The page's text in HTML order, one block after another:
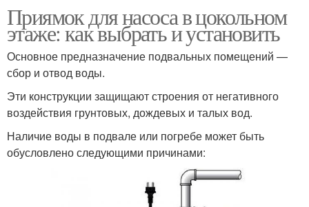
Приямок для насоса в цокольном
этаже: как выбрать и установить
Основное предназначение подвальных помещений —
сбор и отвод воды.
Эти конструкции защищают строения от негативного
воздействия грунтовых, дождевых и талых вод.
Наличие воды в подвале или погребе может быть
обусловлено следующими причинами: